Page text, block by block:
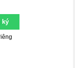
ký